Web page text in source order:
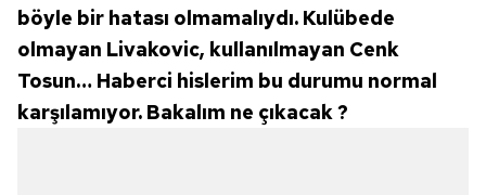
böyle bir hatası olmamalıydı. Kulübede
olmayan Livakovic, kullanılmayan Cenk
Tosun… Haberci hislerim bu durumu normal
karşılamıyor. Bakalım ne çıkacak ?